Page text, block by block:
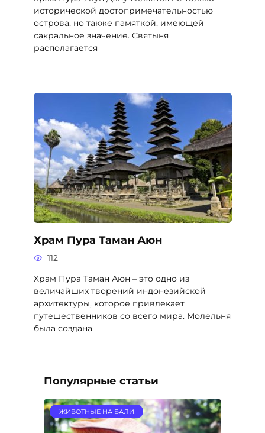
исторической достопримечательностью
острова, но также памяткой, имеющей
сакральное значение. Святыня
располагается
Храм Пура Таман Аюн
112
Храм Пура Таман Аюн – это одно из
величайших творений индонезийской
архитектуры, которое привлекает
путешественников со всего мира. Молельня
была создана
Популярные статьи
ЖИВОТНЫЕ НА БАЛИ